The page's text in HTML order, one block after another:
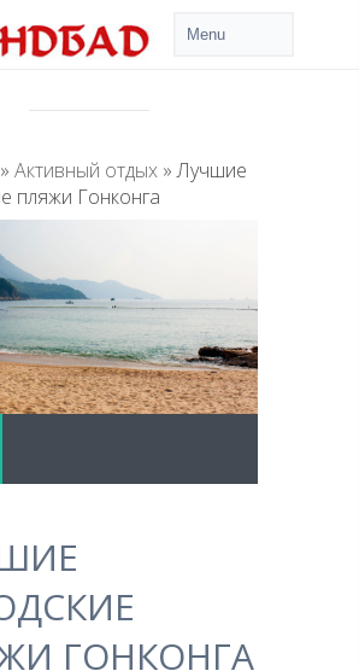
» Активный отдых »Лучшие
пляжи Гонконга
ГОНКОНГА